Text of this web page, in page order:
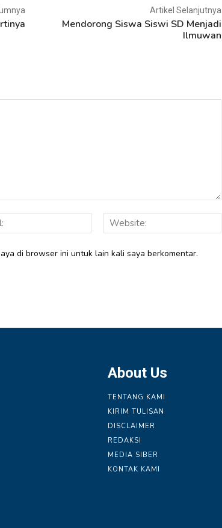
Artikel Selanjutnya
Mendorong Siswa Siswi SD Menjadi
Ilmuwan
Email:
di browser ini untuk lain kali saya berkomentar.
About Us
TENTANG KAMI
KIRIM TULISAN
DISCLAIMER
REDAKSI
MEDIA SIBER
KONTAK KAMI